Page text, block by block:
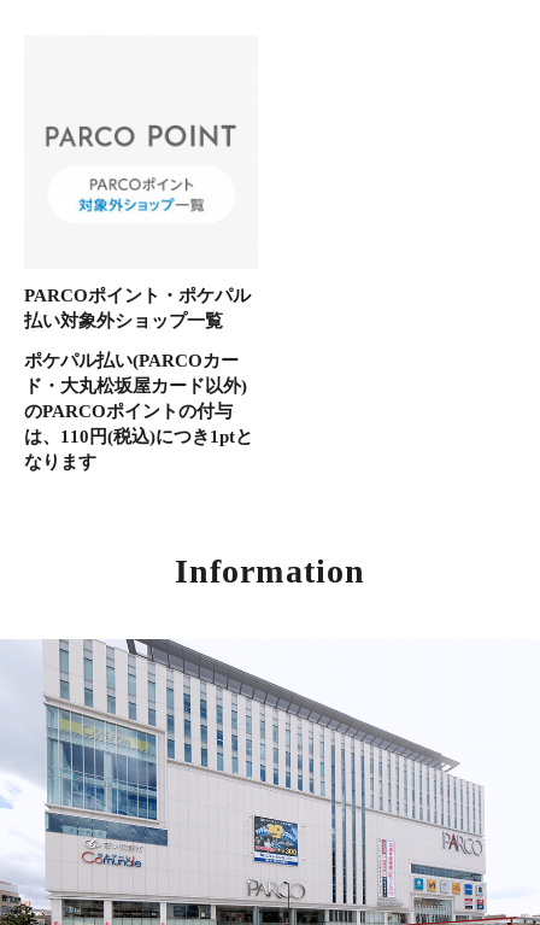
PARCOポイント・ポケパル
払い対象外ショップ一覧
ポケパル払い(PARCOカー
ド・大丸松坂屋カード以外)
のPARCOポイントの付与
は、110円(税込)につき1ptと
なります
Information